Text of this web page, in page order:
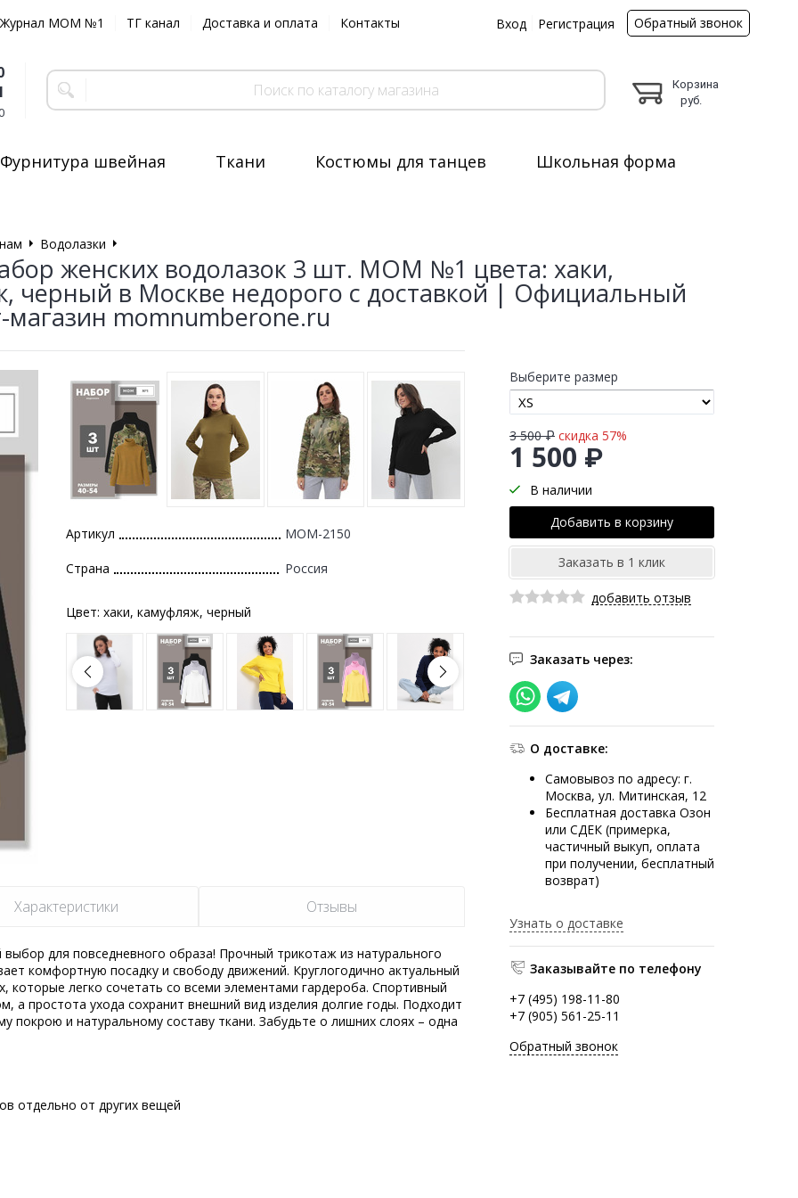
Журнал MOM №1 ТГ канал Доставка и оплата Контакты Вход Регистрация Обратный звонок
Корзина
руб.
Фурнитура швейная Ткани Костюмы для танцев Школьная форма
Водолазки
женских водолазок 3 шт. MOM №1 цвета: хаки,
черный в Москве недорого с доставкой | Официальный
магазин momnumberone.ru
Выберите размер
1 500 ₽
3 500 ₽ скидка 57%
В наличии
добавить отзыв
Заказать через:
О доставке:
Самовывоз по адресу: г.
Москва, ул. Митинская, 12
Бесплатная доставка Озон
или СДЕК (примерка,
частичный выкуп, оплата
при получении, бесплатный
возврат)
Узнать о доставке
Заказывайте по телефону
+7 (495) 198-11-80
+7 (905) 561-25-11
Обратный звонок
Артикул MOM-2150
Страна Россия
Цвет: хаки, камуфляж, черный
Характеристики Отзывы
для повседневного образа! Прочный трикотаж из натурального
комфортную посадку и свободу движений. Круглогодично актуальный
которые легко сочетать со всеми элементами гардероба. Спортивный
а простота ухода сохранит внешний вид изделия долгие годы. Подходит
покрою и натуральному составу ткани. Забудьте о лишних слоях – одна
отдельно от других вещей